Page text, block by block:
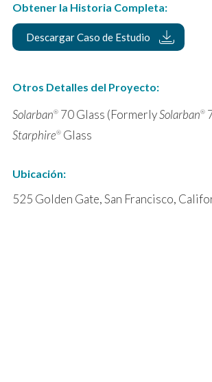
Obtener la Historia Completa:
Descargar Caso de Estudio
Otros Detalles del Proyecto:
Solarban®70 Glass (FormerlySolarban®
Starphire®Glass
Ubicación:
525 Golden Gate, San Francisco,